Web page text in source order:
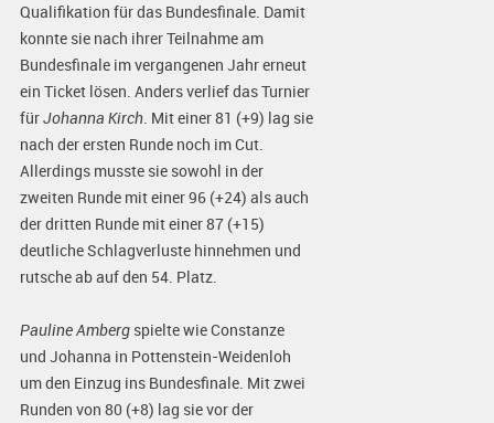
Qualifikation für das Bundesfinale. Damit
konnte sie nach ihrer Teilnahme am
Bundesfinale im vergangenen Jahr erneut
ein Ticket lösen. Anders verlief das Turnier
fürJohanna Kirch. Mit einer 81 (+9) lag sie
nach der ersten Runde noch im Cut.
Allerdings musste sie sowohl in der
zweiten Runde mit einer 96 (+24) als auch
der dritten Runde mit einer 87 (+15)
deutliche Schlagverluste hinnehmen und
rutsche ab auf den 54. Platz.
Pauline Ambergspielte wie Constanze
und Johanna in Pottenstein-Weidenloh
um den Einzug ins Bundesfinale. Mit zwei
Runden von 80 (+8) lag sie vor der